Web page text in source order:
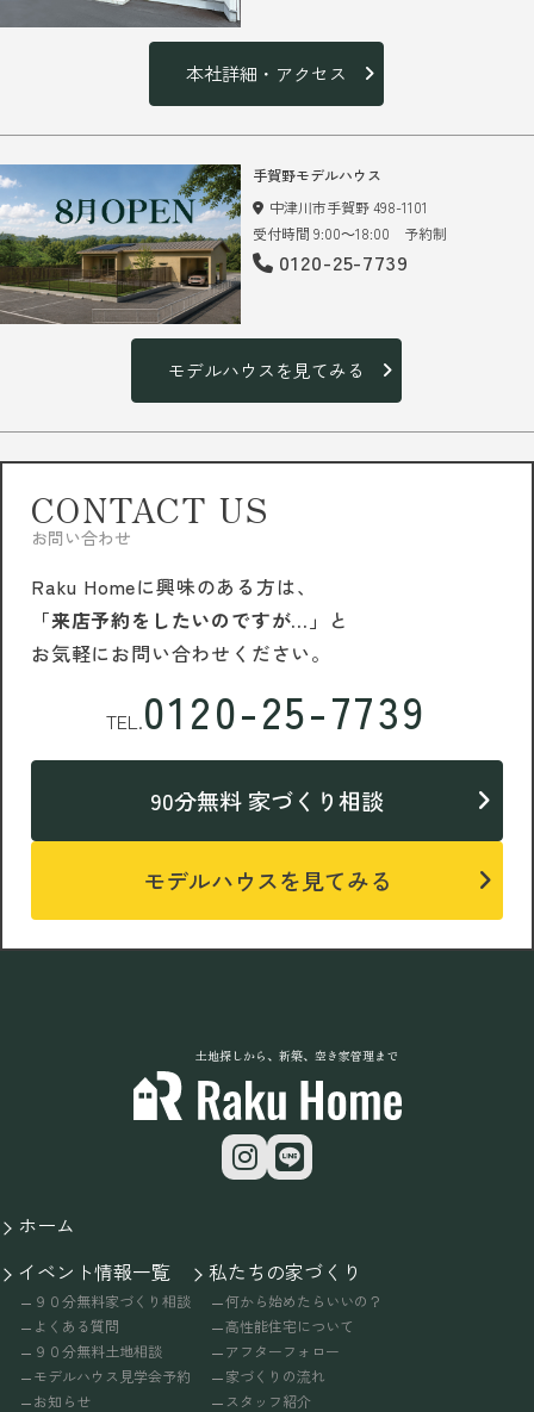
本社詳細・アクセス
手賀野モデルハウス
中津川市手賀野 498-1101
受付時間 9:00～18:00 予約制
0120-25-7739
モデルハウスを見てみる
CONTACT US
お問い合わせ
Raku Homeに興味のある方は、
「来店予約をしたいのですが…」 と
お気軽にお問い合わせください。
TEL.0120-25-7739
90分無料 家づくり相談
モデルハウスを見てみる
土地探しから、新築、空き家管理まで
ホーム
イベント情報一覧
９０分無料家づくり相談
よくある質問
９０分無料土地相談
モデルハウス見学会予約
お知らせ
私たちの家づくり
何から始めたらいいの？
高性能住宅について
アフターフォロー
家づくりの流れ
スタッフ紹介